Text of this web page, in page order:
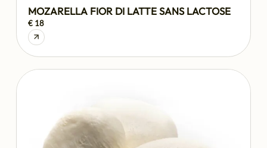
MOZARELLA FIOR DI LATTE SANS LACTOSE
€ 18